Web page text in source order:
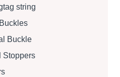
string
Buckle
Stoppers